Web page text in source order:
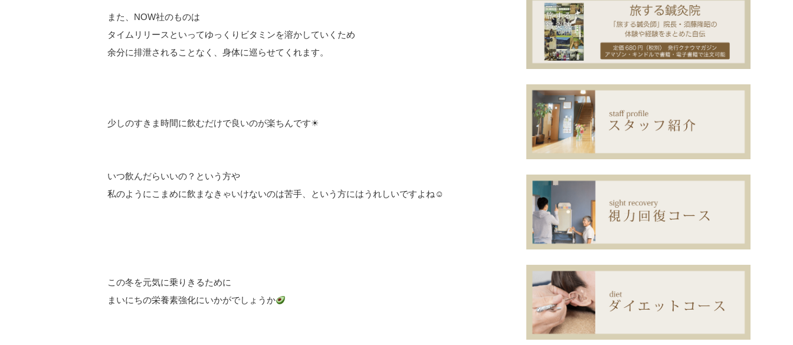
また、NOW社のものは
タイムリリースといってゆっくりビタミンを溶かしていくため
余分に排泄されることなく、身体に巡らせてくれます。
少しのすきま時間に飲むだけで良いのが楽ちんです☀︎
いつ飲んだらいいの？という方や
私のようにこまめに飲まなきゃいけないのは苦手、という方にはうれしいですよね☺︎
この冬を元気に乗りきるために
まいにちの栄養素強化にいかがでしょうか